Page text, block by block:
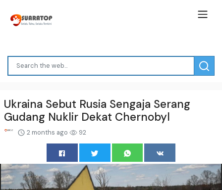
Ukraina Sebut Rusia Sengaja Serang
Gudang Nuklir Dekat Chernobyl
2 months ago 92